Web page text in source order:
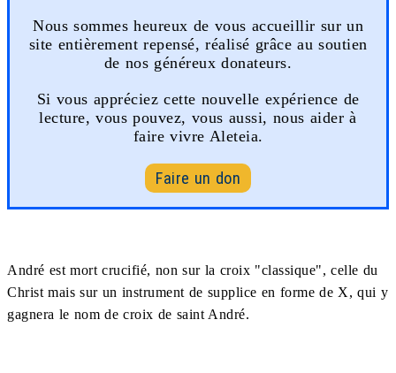
Nous sommes heureux de vous accueillir sur un
site entièrement repensé, réalisé grâce au soutien
de nos généreux donateurs.
Si vous appréciez cette nouvelle expérience de
lecture, vous pouvez, vous aussi, nous aider à
faire vivre Aleteia.
Faire un don
André est mort crucifié, non sur la croix "classique", celle du
Christ mais sur un instrument de supplice en forme de X, qui y
gagnera le nom de croix de saint André.